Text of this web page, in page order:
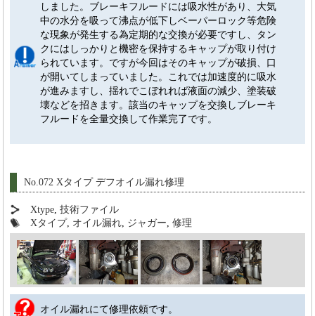
しました。ブレーキフルードには吸水性があり、大気
中の水分を吸って沸点が低下しベーパーロック等危険
な現象が発生する為定期的な交換が必要ですし、タン
クにはしっかりと機密を保持するキャップが取り付け
られています。ですが今回はそのキャップが破損、口
が開いてしまっていました。これでは加速度的に吸水
が進みますし、揺れでこぼれれば液面の減少、塗装破
壊などを招きます。該当のキャップを交換しブレーキ
フルードを全量交換して作業完了です。
No.072 Xタイプ デフオイル漏れ修理
Xtype ,技術ファイル
Xタイプ, オイル漏れ ジャガー ,修理
オイル漏れにて修理依頼です。